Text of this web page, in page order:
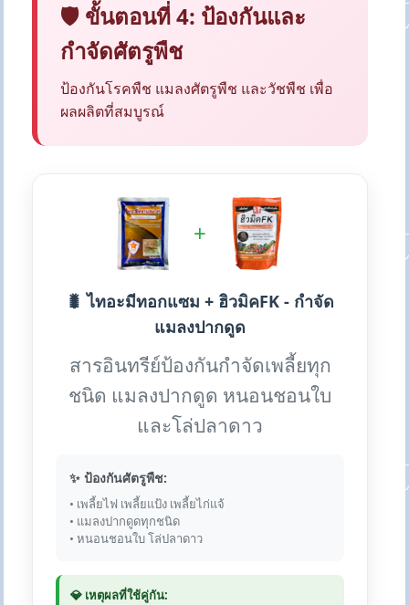
🛡️ ขั้นตอนที่ 4: ป้องกันและ
กำจัดศัตรูพืช
ป้องกันโรคพืช แมลงศัตรูพืช และวัชพืช เพื่อ
ผลผลิตที่สมบูรณ์
+
🐛 ไทอะมีทอกแซม + ฮิวมิคFK - กำจัด
แมลงปากดูด
สารอินทรีย์ป้องกันกำจัดเพลี้ยทุก
ชนิด แมลงปากดูด หนอนชอนใบ
และโล่ปลาดาว
✨ ป้องกันศัตรูพืช:
• เพลี้ยไฟ เพลี้ยแป้ง เพลี้ยไก่แจ้
• แมลงปากดูดทุกชนิด
• หนอนชอนใบ โล่ปลาดาว
💎 เหตุผลที่ใช้คู่กัน: